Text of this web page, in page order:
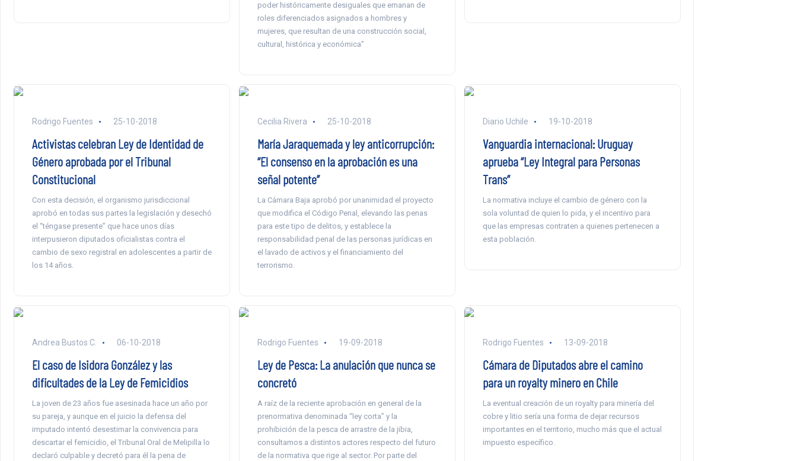
poder históricamente desiguales que emanan de
roles diferenciados asignados a hombres y
mujeres, que resultan de una construcción social,
cultural, histórica y económica”
Rodrigo Fuentes 25-10-2018
Activistas celebran Ley de Identidad de
Género aprobada por el Tribunal
Constitucional
Con esta decisión, el organismo jurisdiccional
aprobó en todas sus partes la legislación y desechó
el “téngase presente” que hace unos días
interpusieron diputados oficialistas contra el
cambio de sexo registral en adolescentes a partir de
los 14 años.
Cecilia Rivera 25-10-2018
María Jaraquemada y ley anticorrupción:
“El consenso en la aprobación es una
señal potente”
La Cámara Baja aprobó por unanimidad el proyecto
que modifica el Código Penal, elevando las penas
para este tipo de delitos, y establece la
responsabilidad penal de las personas jurídicas en
el lavado de activos y el financiamiento del
terrorismo.
Diario Uchile 19-10-2018
Vanguardia internacional: Uruguay
aprueba “Ley Integral para Personas
Trans”
La normativa incluye el cambio de género con la
sola voluntad de quien lo pida, y el incentivo para
que las empresas contraten a quienes pertenecen a
esta población.
Andrea Bustos C. 06-10-2018
El caso de Isidora González y las
dificultades de la Ley de Femicidios
La joven de 23 años fue asesinada hace un año por
su pareja, y aunque en el juicio la defensa del
imputado intentó desestimar la convivencia para
descartar el femicidio, el Tribunal Oral de Melipilla lo
declaró culpable y decretó para él la pena de
Rodrigo Fuentes 19-09-2018
Ley de Pesca: La anulación que nunca se
concretó
A raíz de la reciente aprobación en general de la
prenormativa denominada “ley corta” y la
prohibición de la pesca de arrastre de la jibia,
consultamos a distintos actores respecto del futuro
de la normativa que rige al sector. Por parte del
Rodrigo Fuentes 13-09-2018
Cámara de Diputados abre el camino
para un royalty minero en Chile
La eventual creación de un royalty para minería del
cobre y litio sería una forma de dejar recursos
importantes en el territorio, mucho más que el actual
impuesto específico.